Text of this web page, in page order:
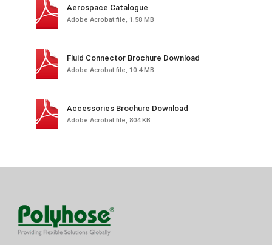
Aerospace Catalogue
Adobe Acrobat file, 1.58 MB
Fluid Connector Brochure Download
Adobe Acrobat file, 10.4 MB
Accessories Brochure Download
Adobe Acrobat file, 804 KB